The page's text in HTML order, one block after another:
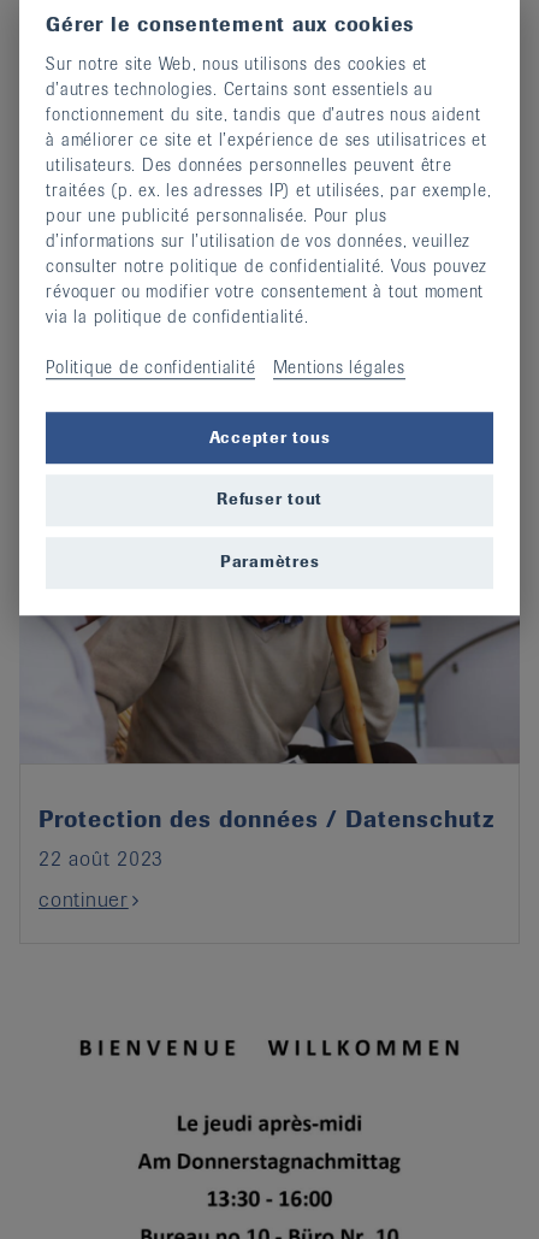
Devenir membre
continuer
Protection des données / Datenschutz
22 août 2023
continuer
Gérer le consentement aux cookies
Sur notre site Web, nous utilisons des cookies et
d’autres technologies. Certains sont essentiels au
fonctionnement du site, tandis que d’autres nous aident
à améliorer ce site et l’expérience de ses utilisatrices et
utilisateurs. Des données personnelles peuvent être
traitées (p. ex. les adresses IP) et utilisées, par exemple,
pour une publicité personnalisée. Pour plus
d’informations sur l’utilisation de vos données, veuillez
consulter notre politique de confidentialité. Vous pouvez
révoquer ou modifier votre consentement à tout moment
via la politique de confidentialité.
Politique de confidentialité Mentions légales
Accepter tous
Refuser tout
Paramètres